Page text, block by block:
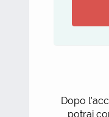
Dopo
potrai